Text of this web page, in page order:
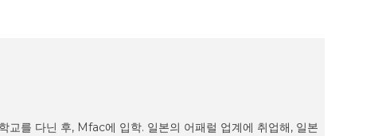
교를 다닌 후, Mfac에 입학. 일본의 어패럴 업계에 취업해, 일본